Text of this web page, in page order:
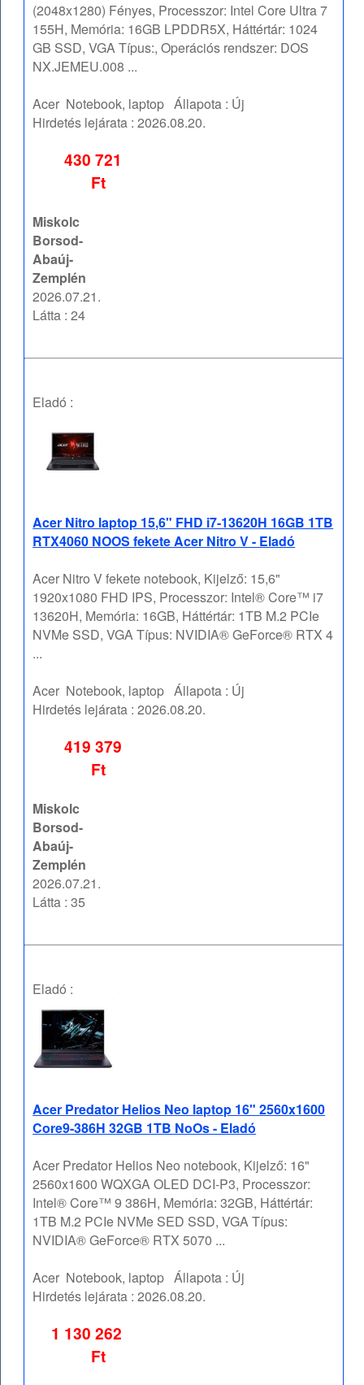
(2048x1280) Fényes, Processzor: Intel Core Ultra 7
155H, Memória: 16GB LPDDR5X, Háttértár: 1024
GB SSD, VGA Típus:, Operációs rendszer: DOS
NX.JEMEU.008 ...
Acer Notebook, laptop Állapota : Új
Hirdetés lejárata :2026.08.20.
430 721
Ft
Miskolc
Borsod-
Abaúj-
Zemplén
2026.07.21.
Látta : 24
Eladó :
Acer Nitro laptop 15,6" FHD i7-13620H 16GB 1TB
RTX4060 NOOS fekete Acer Nitro V - Eladó
Acer Nitro V fekete notebook, Kijelző: 15,6"
1920x1080 FHD IPS, Processzor: Intel® Core™ i7
13620H, Memória: 16GB, Háttértár: 1TB M.2 PCIe
NVMe SSD, VGA Típus: NVIDIA® GeForce® RTX 4
...
Acer Notebook, laptop Állapota : Új
Hirdetés lejárata :2026.08.20.
419 379
Ft
Miskolc
Borsod-
Abaúj-
Zemplén
2026.07.21.
Látta : 35
Eladó :
Acer Predator Helios Neo laptop 16" 2560x1600
Core9-386H 32GB 1TB NoOs - Eladó
Acer Predator Helios Neo notebook, Kijelző: 16"
2560x1600 WQXGA OLED DCI-P3, Processzor:
Intel® Core™ 9 386H, Memória: 32GB, Háttértár:
1TB M.2 PCIe NVMe SED SSD, VGA Típus:
NVIDIA® GeForce® RTX 5070 ...
Acer Notebook, laptop Állapota : Új
Hirdetés lejárata :2026.08.20.
1 130 262
Ft